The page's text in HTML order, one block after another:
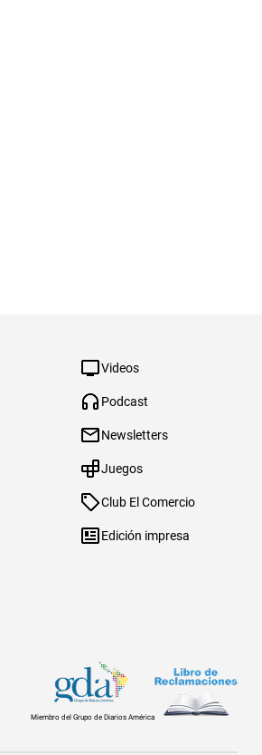
Videos
Podcast
Newsletters
Juegos
Club El Comercio
Edición impresa
Miembro del Grupo de Diarios América